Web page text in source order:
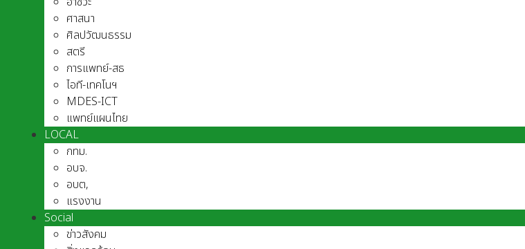
ศาสนา
ศิลปวัฒนธรรม
สตรี
การแพทย์-สธ
ไอที-เทคโนฯ
MDES-ICT
แพทย์แผนไทย
LOCAL
กทม.
อบจ.
อบต,
แรงงาน
Social
ข่าวสังคม